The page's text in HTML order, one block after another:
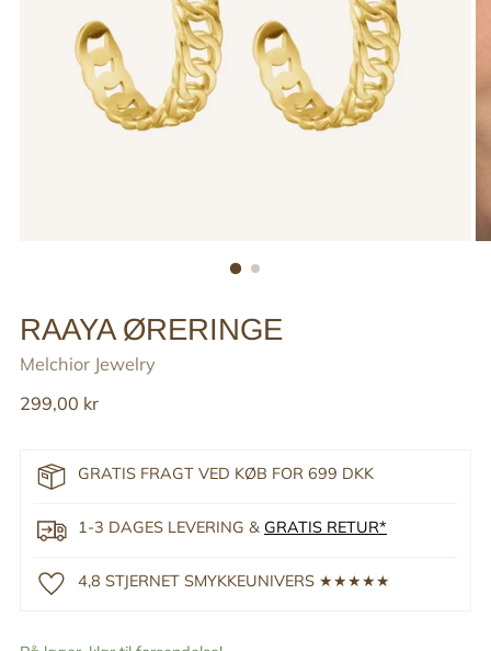
RAAYA ØRERINGE
Melchior Jewelry
Reguler
299,00 kr
GRATIS FRAGT VED KØB FOR 699 DKK
1-3 DAGES LEVERING & GRATIS RETUR*
4,8 STJERNET SMYKKEUNIVERS ★★★★★